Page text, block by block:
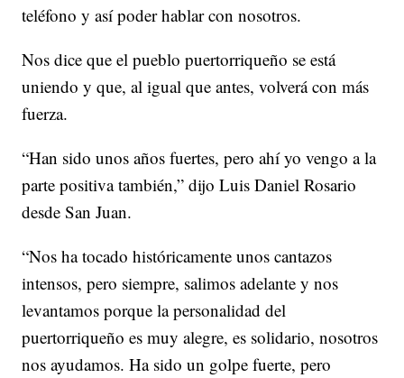
teléfono y así poder hablar con nosotros.
Nos dice que el pueblo puertorriqueño se está
uniendo y que, al igual que antes, volverá con más
fuerza.
“Han sido unos años fuertes, pero ahí yo vengo a la
parte positiva también,” dijo Luis Daniel Rosario
desde San Juan.
“Nos ha tocado históricamente unos cantazos
intensos, pero siempre, salimos adelante y nos
levantamos porque la personalidad del
puertorriqueño es muy alegre, es solidario, nosotros
nos ayudamos. Ha sido un golpe fuerte, pero